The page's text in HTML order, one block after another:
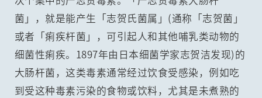
菌」，就是能产生「志贺氏菌属」(通称「志贺菌」
或者「痢疾杆菌」，可引起人和其他哺乳类动物的
细菌性痢疾。1897年由日本细菌学家志贺洁发现)的
大肠杆菌，这类毒素通常经过饮食受感染，例如吃
到受这种毒素污染的食物或饮料，尤其是未煮熟的